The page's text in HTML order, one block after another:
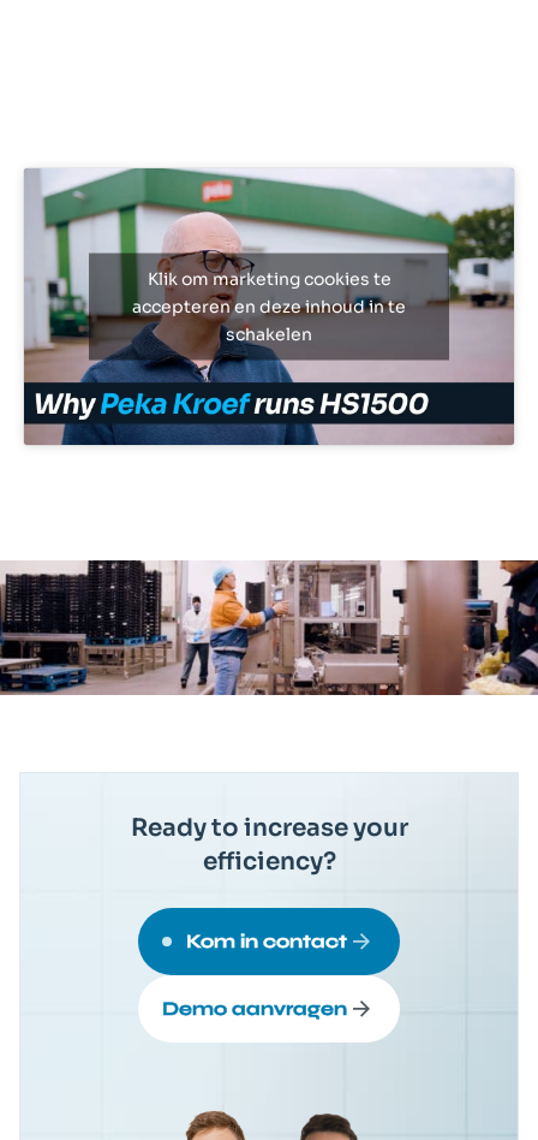
Klik om marketing cookies te
accepteren en deze inhoud in te
schakelen
Ready to increase your
efficiency?
Kom in contact
Demo aanvragen